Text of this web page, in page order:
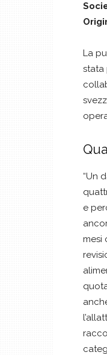
La
stata
“Un
e
mesi